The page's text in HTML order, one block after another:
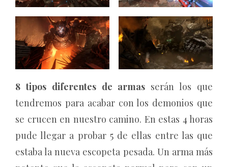
8 tipos diferentes de armas serán los que
tendremos para acabar con los demonios que
se crucen en nuestro camino. En estas 4 horas
pude llegar a probar 5 de ellas entre las que
estaba la nueva escopeta pesada. Un arma más